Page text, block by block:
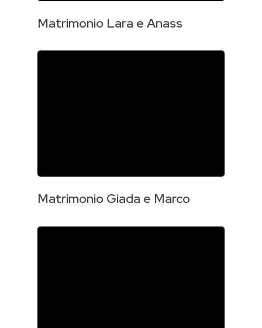
Matrimonio Lara e Anass
Matrimonio Giada e Marco